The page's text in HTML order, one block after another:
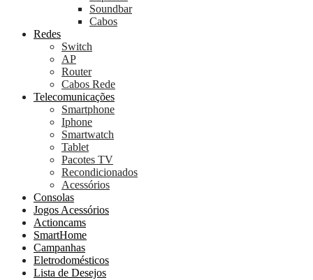
Soundbar
Cabos
Redes
Switch
AP
Router
Cabos Rede
Telecomunicações
Smartphone
Iphone
Smartwatch
Tablet
Pacotes TV
Recondicionados
Acessórios
Consolas
Jogos Acessórios
Actioncams
SmartHome
Campanhas
Eletrodomésticos
Lista de Desejos